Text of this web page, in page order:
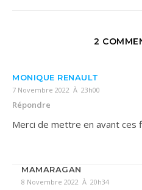
2
MONIQUE RENAULT
7 Novembre 2022 À 23h00
Répondre
Merci de mettre en avant ces
MAMARAGAN
8 Novembre 2022 À 20h34